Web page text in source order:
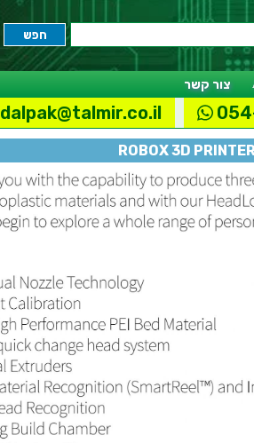
צור קשר
dalpak@talmir.co.il
ROBOX 3D